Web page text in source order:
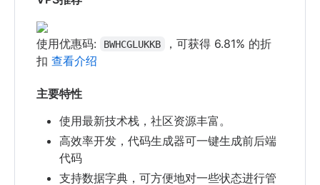
使用优惠码: BWHCGLUKKB
，可获得 6.81% 的折
扣 查看介绍
主要特性
使用最新技术栈，社区资源丰富。
高效率开发，代码生成器可一键生成前后端
代码
支持数据字典，可方便地对一些状态进行管